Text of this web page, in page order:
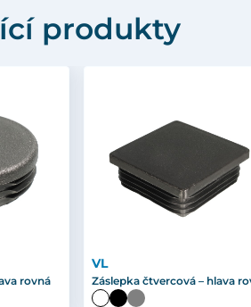
produkty
rovná
VL
Záslepka čtvercová – hlava